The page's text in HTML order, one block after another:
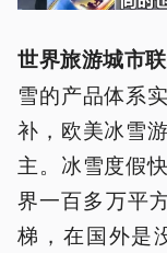
世界旅游城市
雪的产品体系
补，欧美冰雪
主。冰雪度假
界一百多万平
梯，在国外是